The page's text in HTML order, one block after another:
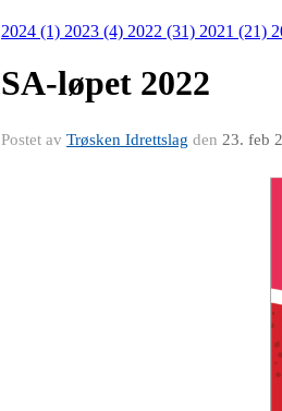
2024 (1) 2023 (4) 2022 (31) 2021 (21)
SA-løpet 2022
Postet av Trøsken Idrettslag den 23. feb